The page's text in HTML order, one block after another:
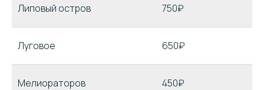
Липовый остров 750₽
Луговое 650₽
Мелиораторов 450₽